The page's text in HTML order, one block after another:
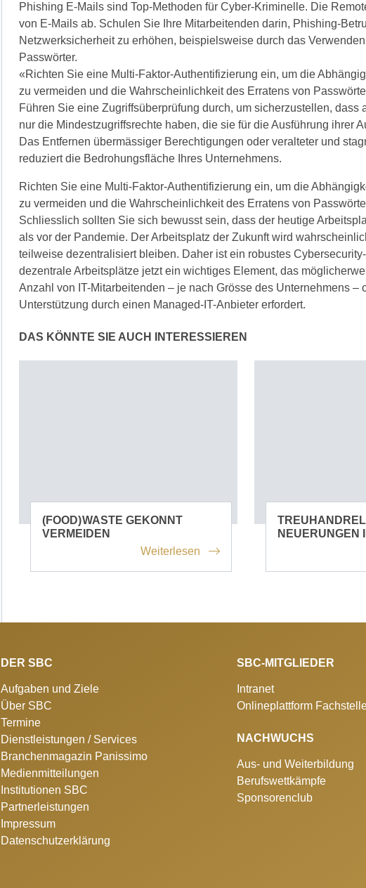
Phishing E-Mails sind Top-Methoden für Cyber-Kriminelle. Die
von E-Mails ab. Schulen Sie Ihre Mitarbeitenden darin, Phishing-
Netzwerksicherheit zu erhöhen, beispielsweise durch das
Passwörter.
«Richten Sie eine Multi-Faktor-Authentifizierung ein, um die
zu vermeiden und die Wahrscheinlichkeit des Erratens von
Führen Sie eine Zugriffsüberprüfung durch, um sicherzustellen, dass
nur die Mindestzugriffsrechte haben, die sie für die Ausführung ihrer
Das Entfernen übermässiger Berechtigungen oder veralteter und
reduziert die Bedrohungsfläche Ihres Unternehmens.
Richten Sie eine Multi-Faktor-Authentifizierung ein, um die
zu vermeiden und die Wahrscheinlichkeit des Erratens von
Schliesslich sollten Sie sich bewusst sein, dass der heutige
als vor der Pandemie. Der Arbeitsplatz der Zukunft wird
teilweise dezentralisiert bleiben. Daher ist ein robustes
dezentrale Arbeitsplätze jetzt ein wichtiges Element, das
Anzahl von IT-Mitarbeitenden – je nach Grösse des Unternehmens –
Unterstützung durch einen Managed-IT-Anbieter erfordert.
DAS KÖNNTE SIE AUCH INTERESSIEREN
(FOOD) WASTE GEKONNT
VERMEIDEN
Weiterlesen
NEUERUNGEN
DER SBC
Aufgaben und Ziele
Über SBC
Termine
Dienstleistungen / Services
Branchenmagazin Panissimo
Medienmitteilungen
Institutionen SBC
Partnerleistungen
Impressum
Datenschutzerklärung
SBC-MITGLIEDER
Intranet
Onlineplattform
NACHWUCHS
Aus- und Weiterbildung
Berufswettkämpfe
Sponsorenclub